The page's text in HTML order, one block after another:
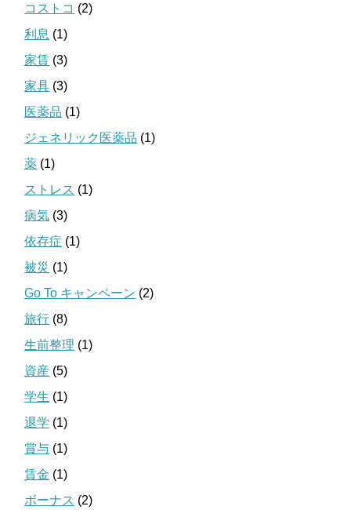
コストコ (2)
利息 (1)
家賃 (3)
家具 (3)
医薬品 (1)
ジェネリック医薬品 (1)
薬 (1)
ストレス (1)
病気 (3)
依存症 (1)
被災 (1)
Go To キャンペーン (2)
旅行 (8)
生前整理 (1)
資産 (5)
学生 (1)
退学 (1)
賞与 (1)
賃金 (1)
ボーナス (2)